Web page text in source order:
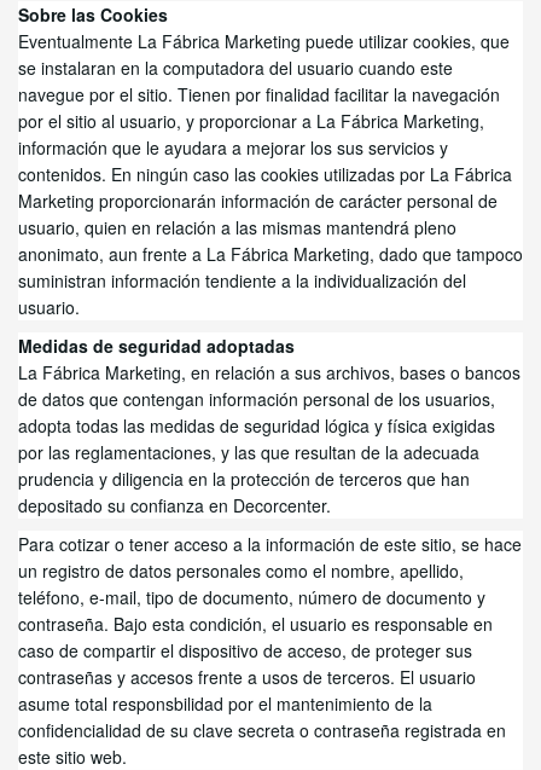
Sobre las Cookies
Eventualmente La Fábrica Marketing puede utilizar cookies, que
se instalaran en la computadora del usuario cuando este
navegue por el sitio. Tienen por finalidad facilitar la navegación
por el sitio al usuario, y proporcionar a La Fábrica Marketing,
información que le ayudara a mejorar los sus servicios y
contenidos. En ningún caso las cookies utilizadas por La Fábrica
Marketing proporcionarán información de carácter personal de
usuario, quien en relación a las mismas mantendrá pleno
anonimato, aun frente a La Fábrica Marketing, dado que tampoco
suministran información tendiente a la individualización del
usuario.
Medidas de seguridad adoptadas
La Fábrica Marketing, en relación a sus archivos, bases o bancos
de datos que contengan información personal de los usuarios,
adopta todas las medidas de seguridad lógica y física exigidas
por las reglamentaciones, y las que resultan de la adecuada
prudencia y diligencia en la protección de terceros que han
depositado su confianza en Decorcenter.
Para cotizar o tener acceso a la información de este sitio, se hace
un registro de datos personales como el nombre, apellido,
teléfono, e-mail, tipo de documento, número de documento y
contraseña. Bajo esta condición, el usuario es responsable en
caso de compartir el dispositivo de acceso, de proteger sus
contraseñas y accesos frente a usos de terceros. El usuario
asume total responsbilidad por el mantenimiento de la
confidencialidad de su clave secreta o contraseña registrada en
este sitio web.